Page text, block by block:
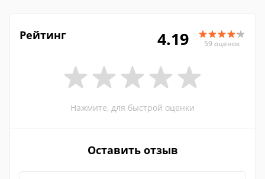
Рейтинг 4.19 59 оценок
Нажмите, для быстрой оценки
Оставить отзыв